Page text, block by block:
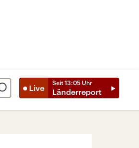
Live
Seit 13:05 Uhr
Länderreport